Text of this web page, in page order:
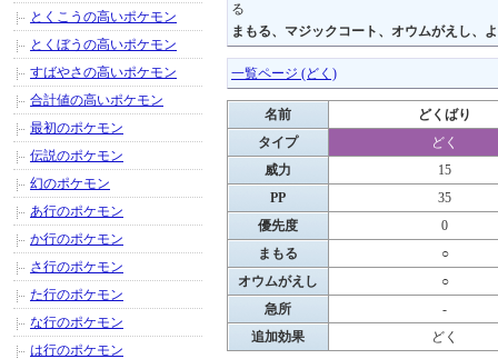
る
まもる、マジックコート、オウムがえし、
一覧ページ (どく)
名前
どくばり
タイプ
どく
威力
15
PP
35
優先度
0
まもる
○
オウムがえし
○
急所
-
追加効果
どく
とくこうの高いポケモン
とくぼうの高いポケモン
すばやさの高いポケモン
合計値の高いポケモン
最初のポケモン
伝説のポケモン
幻のポケモン
あ行のポケモン
か行のポケモン
さ行のポケモン
た行のポケモン
な行のポケモン
は行のポケモン